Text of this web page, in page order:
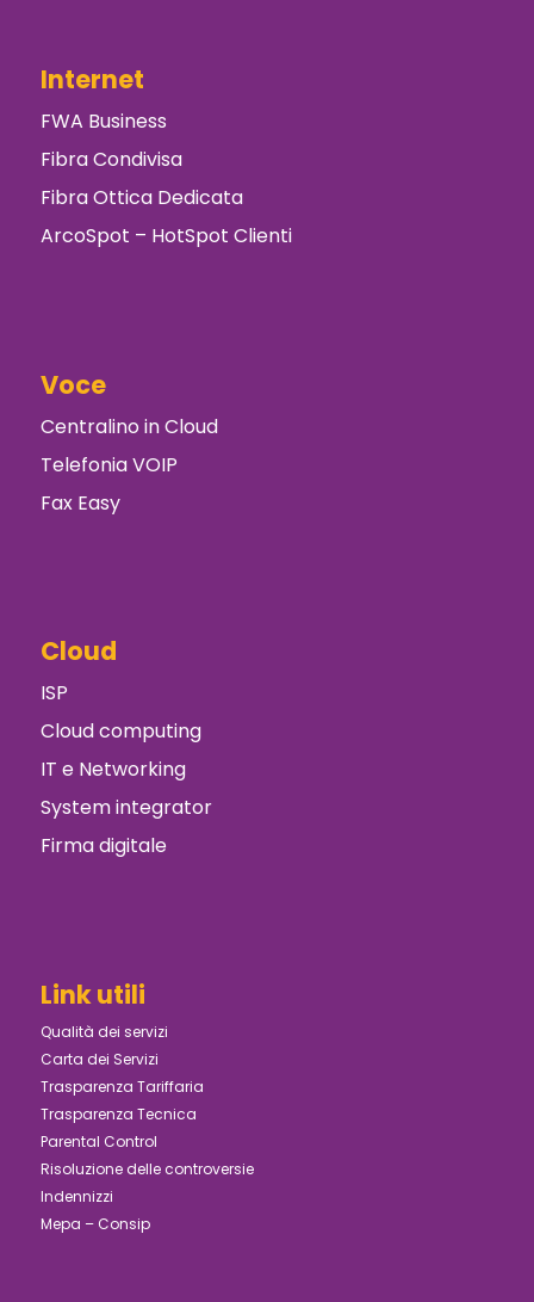
Internet
FWA Business
Fibra Condivisa
Fibra Ottica Dedicata
ArcoSpot – HotSpot Clienti
Voce
Centralino in Cloud
Telefonia VOIP
Fax Easy
Cloud
ISP
Cloud computing
IT e Networking
System integrator
Firma digitale
Link utili
Qualità dei servizi
Carta dei Servizi
Trasparenza Tariffaria
Trasparenza Tecnica
Parental Control
Risoluzione delle controversie
Indennizzi
Mepa – Consip